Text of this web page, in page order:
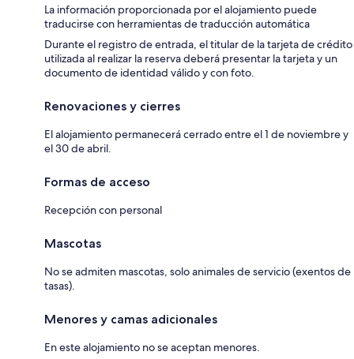
La información proporcionada por el alojamiento puede
traducirse con herramientas de traducción automática
Durante el registro de entrada, el titular de la tarjeta de crédito
utilizada al realizar la reserva deberá presentar la tarjeta y un
documento de identidad válido y con foto.
Renovaciones y cierres
El alojamiento permanecerá cerrado entre el 1 de noviembre y
el 30 de abril.
Formas de acceso
Recepción con personal
Mascotas
No se admiten mascotas, solo animales de servicio (exentos de
tasas).
Menores y camas adicionales
En este alojamiento no se aceptan menores.